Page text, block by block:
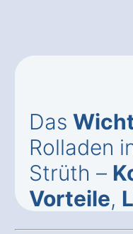
Das
Rolladen
Strüth –
Vorteile,